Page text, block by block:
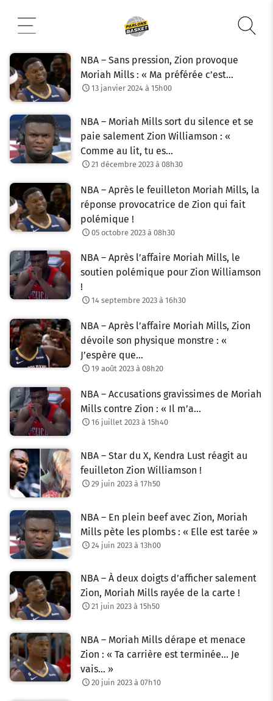
contenu
NBA – Sans pression, Zion provoque
Moriah Mills : « Ma préférée c’est…
13 janvier 2024 à 15h00
NBA – Moriah Mills sort du silence et se
paie salement Zion Williamson : «
Comme au lit, tu es…
21 décembre 2023 à 08h30
NBA – Après le feuilleton Moriah Mills, la
réponse provocatrice de Zion qui fait
polémique !
05 octobre 2023 à 08h30
NBA – Après l’affaire Moriah Mills, le
soutien polémique pour Zion Williamson
!
14 septembre 2023 à 16h30
NBA – Après l’affaire Moriah Mills, Zion
dévoile son physique monstre : «
J’espère que…
19 août 2023 à 08h20
NBA – Accusations gravissimes de Moriah
Mills contre Zion : « Il m’a…
16 juillet 2023 à 15h40
NBA – Star du X, Kendra Lust réagit au
feuilleton Zion Williamson !
29 juin 2023 à 17h50
NBA – En plein beef avec Zion, Moriah
Mills pète les plombs : « Elle est tarée »
24 juin 2023 à 13h00
NBA – À deux doigts d’afficher salement
Zion, Moriah Mills rayée de la carte !
21 juin 2023 à 15h50
NBA – Moriah Mills dérape et menace
Zion : « Ta carrière est terminée… Je
vais… »
20 juin 2023 à 07h10